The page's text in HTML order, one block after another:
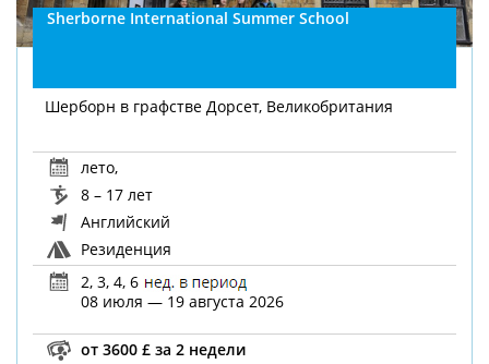
Sherborne International Summer School
Шерборн в графстве Дорсет, Великобритания
лето,
8 – 17 лет
Английский
Резиденция
2, 3, 4, 6
08 июля — 19 августа 2026
от 3600 £ за 2 недели